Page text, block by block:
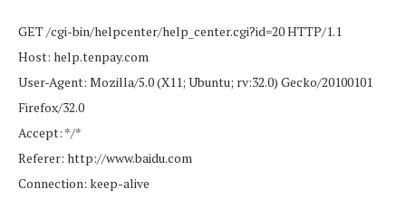
GET /cgi-bin/helpcenter/help_center.cgi?id=20 HTTP/1.1
Host: help.tenpay.com
User-Agent: Mozilla/5.0 (X11; Ubuntu; rv:32.0) Gecko/20100101
Firefox/32.0
Accept: */*
Referer: http://www.baidu.com
Connection: keep-alive